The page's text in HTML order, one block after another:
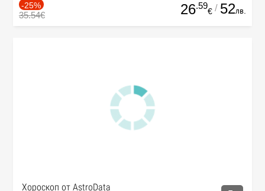
-25%
35.54€ 26.59
€ / 52лв.
Хороскоп от AstroData